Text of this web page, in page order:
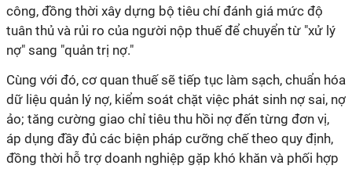
công, đồng thời xây dựng bộ tiêu chí đánh giá mức độ
tuân thủ và rủi ro của người nộp thuế để chuyển từ "xử lý
nợ" sang "quản trị nợ."
Cùng với đó, cơ quan thuế sẽ tiếp tục làm sạch, chuẩn hóa
dữ liệu quản lý nợ, kiểm soát chặt việc phát sinh nợ sai, nợ
ảo; tăng cường giao chỉ tiêu thu hồi nợ đến từng đơn vị,
áp dụng đầy đủ các biện pháp cưỡng chế theo quy định,
đồng thời hỗ trợ doanh nghiệp gặp khó khăn và phối hợp